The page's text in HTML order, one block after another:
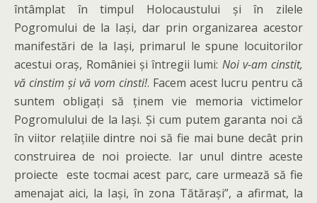
întâmplat în timpul Holocaustului și în zilele
Pogromului de la Iași, dar prin organizarea acestor
manifestări de la Iași, primarul le spune locuitorilor
acestui oraș, României și întregii lumi: Noi v-am cinstit,
vă cinstim și vă vom cinsti!. Facem acest lucru pentru că
suntem obligați să ținem vie memoria victimelor
Pogromulului de la Iași. Și cum putem garanta noi că
în viitor relațiile dintre noi să fie mai bune decât prin
construirea de noi proiecte. Iar unul dintre aceste
proiecte este tocmai acest parc, care urmează să fie
amenajat aici, la Iași, în zona Tătărași”, a afirmat, la